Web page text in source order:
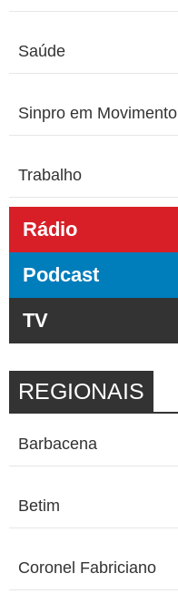
Saúde
Sinpro em Movimento
Trabalho
Rádio
Podcast
TV
REGIONAIS
Barbacena
Betim
Coronel Fabriciano